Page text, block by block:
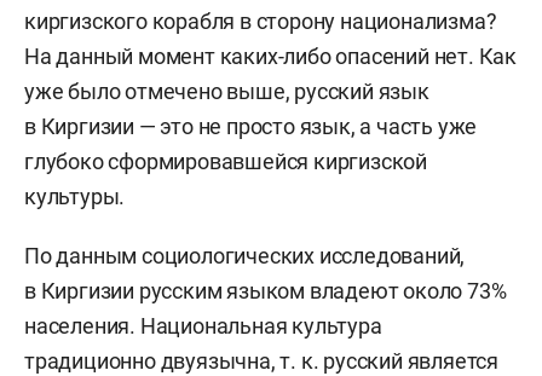
киргизского корабля в сторону национализма?
На данный момент каких-либо опасений нет. Как
уже было отмечено выше, русский язык
в Киргизии — это не просто язык, а часть уже
глубоко сформировавшейся киргизской
культуры.
По данным социологических исследований,
в Киргизии русским языком владеют около 73%
населения. Национальная культура
традиционно двуязычна, т. к. русский является